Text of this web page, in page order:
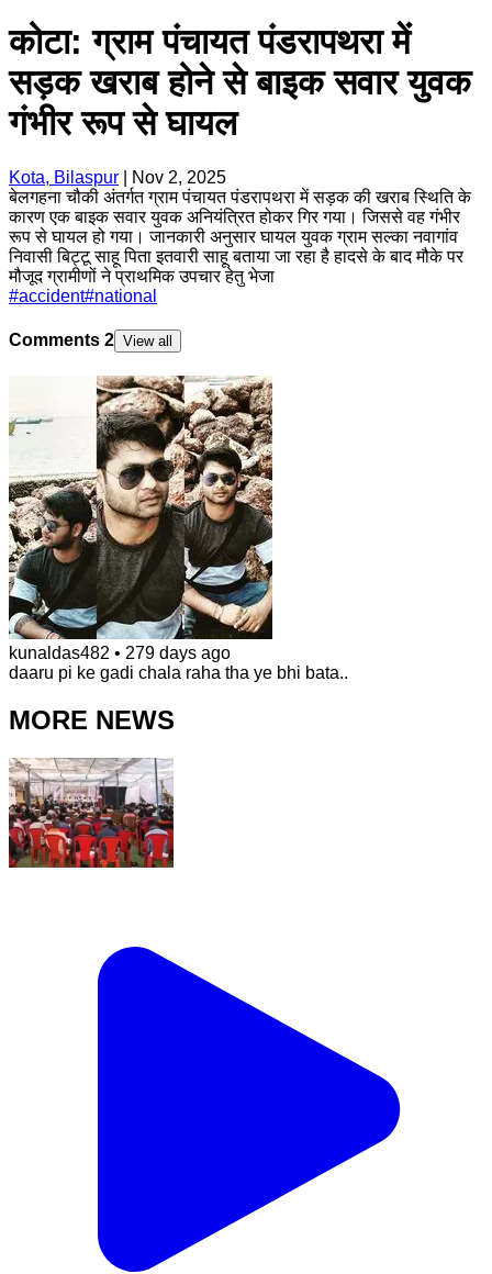
कोटा: ग्राम पंचायत पंडरापथरा में
सड़क खराब होने से बाइक सवार युवक
गंभीर रूप से घायल
Kota, Bilaspur
Nov 2, 2025
बेलगहना चौकी अंतर्गत ग्राम पंचायत पंडरापथरा में सड़क की खराब स्थिति के
कारण एक बाइक सवार युवक अनियंत्रित होकर गिर गया। जिससे वह गंभीर
रूप से घायल हो गया। जानकारी अनुसार घायल युवक ग्राम सल्का नवागांव
निवासी बिट्टू साहू पिता इतवारी साहू बताया जा रहा है हादसे के बाद मौके पर
मौजूद ग्रामीणों ने प्राथमिक उपचार हेतु भेजा
#accident#national
Comments 2 View all
kunaldas482 • 279 days ago
daaru pi ke gadi chala raha tha ye bhi bata..
MORE NEWS